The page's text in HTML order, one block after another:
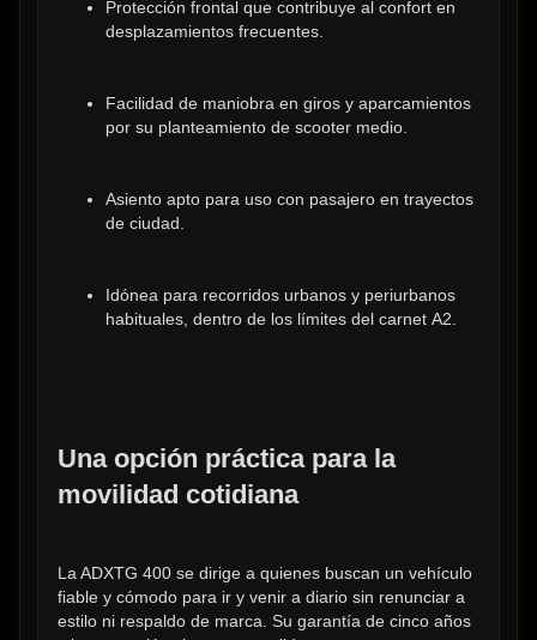
Protección frontal que contribuye al confort en
desplazamientos frecuentes.
Facilidad de maniobra en giros y aparcamientos
por su planteamiento de scooter medio.
Asiento apto para uso con pasajero en trayectos
de ciudad.
Idónea para recorridos urbanos y periurbanos
habituales, dentro de los límites del carnet A2.
Una opción práctica para la
movilidad cotidiana
La ADXTG 400 se dirige a quienes buscan un vehículo
fiable y cómodo para ir y venir a diario sin renunciar a
estilo ni respaldo de marca. Su garantía de cinco años